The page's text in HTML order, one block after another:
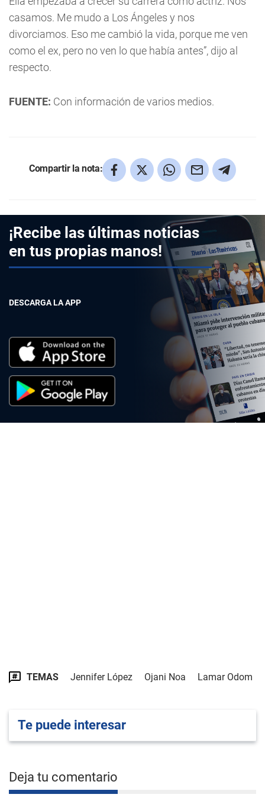
casamos. Me mudo a Los Ángeles y nos
divorciamos. Eso me cambió la vida, porque me ven
como el ex, pero no ven lo que había antes”, dijo al
respecto.
FUENTE: Con información de varios medios.
Compartir la nota:
¡Recibe las últimas noticias
en tus propias manos!
DESCARGA LA APP
TEMAS Jennifer López Ojani Noa Lamar Odom
Te puede interesar
Deja tu comentario